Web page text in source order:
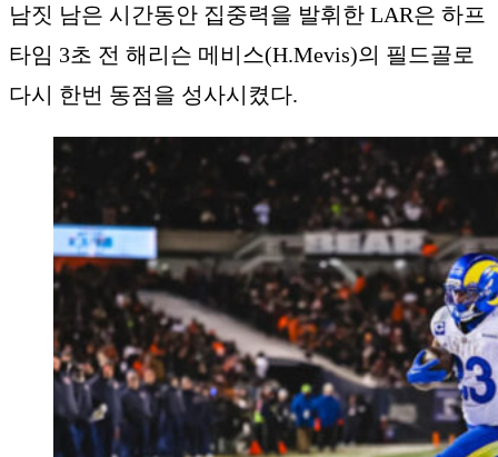
남짓 남은 시간동안 집중력을 발휘한 LAR은 하프
타임 3초 전 해리슨 메비스(H.Mevis)의 필드골로
다시 한번 동점을 성사시켰다.